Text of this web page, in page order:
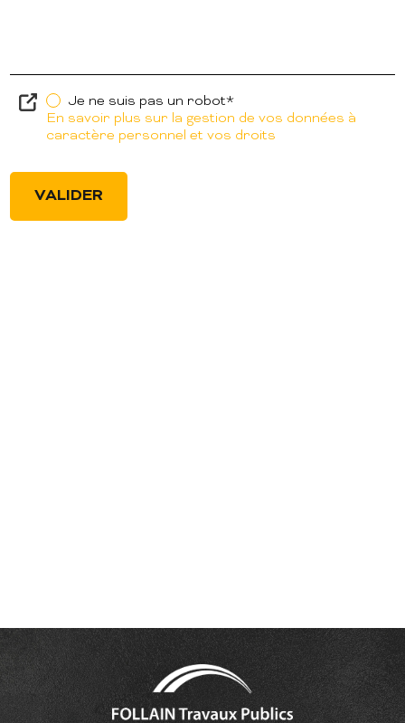
Je ne suis pas un robot*
En savoir plus sur la gestion de vos données à
caractère personnel et vos droits
VALIDER